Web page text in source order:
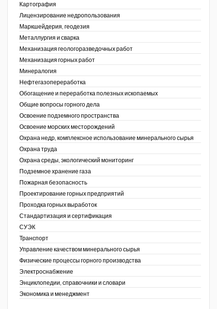
Картография
Лицензирование недропользования
Маркшейдерия, геодезия
Металлургия и сварка
Механизация геологоразведочных работ
Механизация горных работ
Минералогия
Нефтегазопереработка
Обогащение и переработка полезных ископаемых
Общие вопросы горного дела
Освоение подземного пространства
Освоение морских месторождений
Охрана недр, комплексное использование минерального сырья
Охрана труда
Охрана среды, экологический мониторинг
Подземное хранение газа
Пожарная безопасность
Проектирование горных предприятий
Проходка горных выработок
Стандартизация и сертификация
СУЭК
Транспорт
Управление качеством минерального сырья
Физические процессы горного производства
Электроснабжение
Энциклопедии, справочники и словари
Экономика и менеджмент